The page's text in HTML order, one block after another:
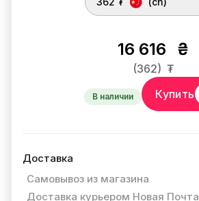
16 616 ₴
(362) ₮
В наличии Купить
Доставка
Самовывоз из магазина
Доставка курьером Новая Почта